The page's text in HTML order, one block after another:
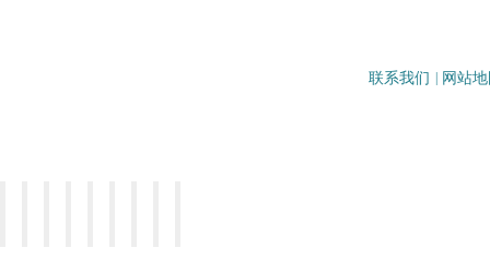
联系我们 网站